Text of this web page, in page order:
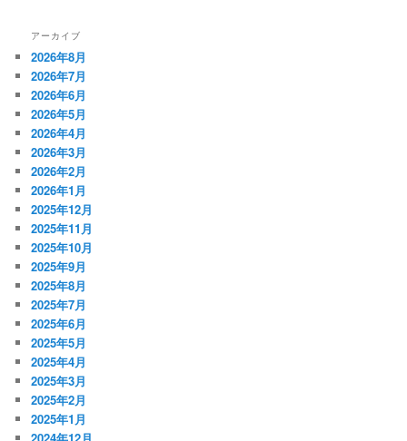
アーカイブ
2026年8月
2026年7月
2026年6月
2026年5月
2026年4月
2026年3月
2026年2月
2026年1月
2025年12月
2025年11月
2025年10月
2025年9月
2025年8月
2025年7月
2025年6月
2025年5月
2025年4月
2025年3月
2025年2月
2025年1月